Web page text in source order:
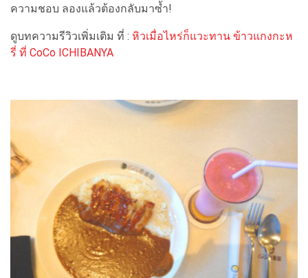
ความชอบ ลองแล้วต้องกลับมาซ้ำ!
ดูบทความรีวิวเพิ่มเติม ที่ : หิวเมื่อไหร่ก็แวะทาน ข้าวแกงกะห
รี่ ที่ CoCo ICHIBANYA